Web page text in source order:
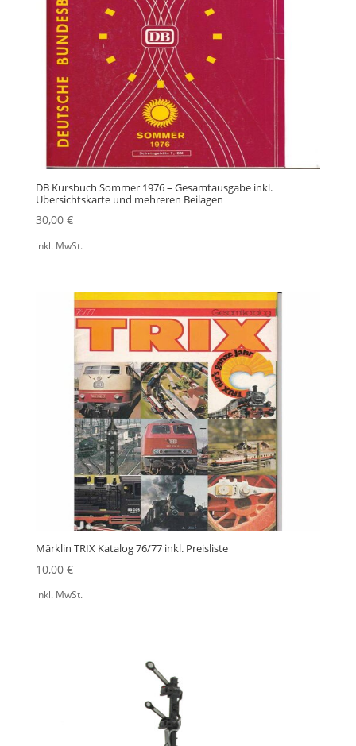
DB Kursbuch Sommer 1976 – Gesamtausgabe inkl.
Übersichtskarte und mehreren Beilagen
30,00 €
inkl. MwSt.
Märklin TRIX Katalog 76/77 inkl. Preisliste
10,00 €
inkl. MwSt.